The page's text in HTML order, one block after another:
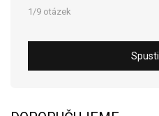
1/9 otázek